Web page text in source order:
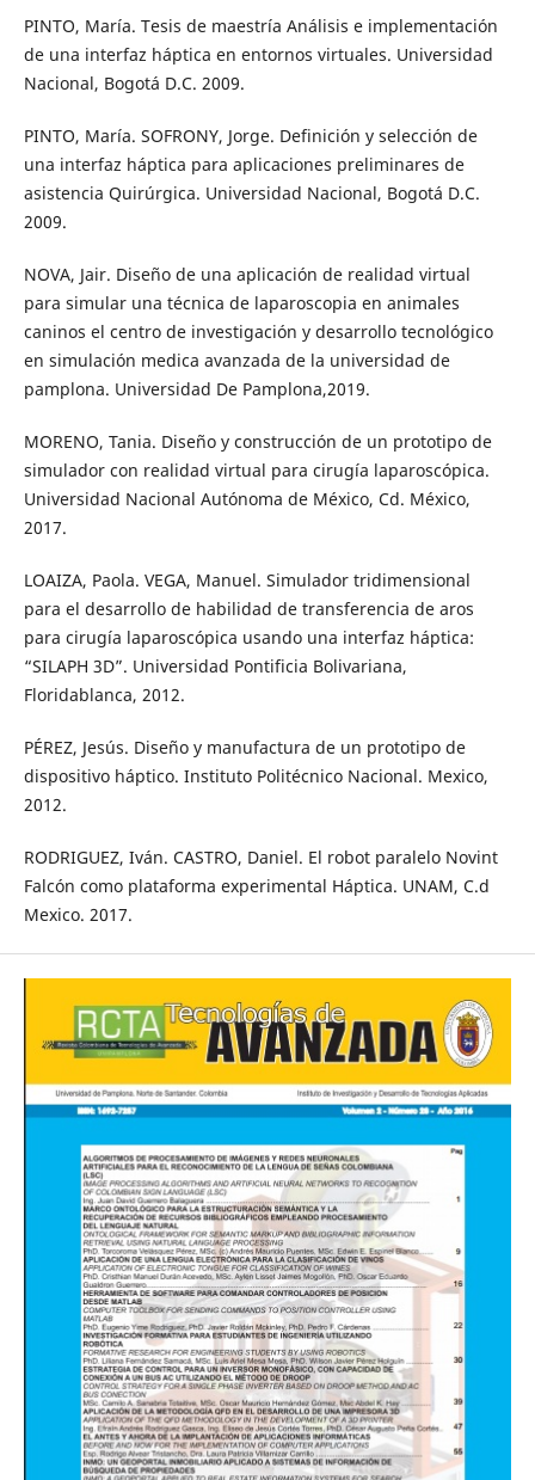
PINTO, María. Tesis de maestría Análisis e implementación
de una interfaz háptica en entornos virtuales. Universidad
Nacional, Bogotá D.C. 2009.
PINTO, María. SOFRONY, Jorge. Definición y selección de
una interfaz háptica para aplicaciones preliminares de
asistencia Quirúrgica. Universidad Nacional, Bogotá D.C.
2009.
NOVA, Jair. Diseño de una aplicación de realidad virtual
para simular una técnica de laparoscopia en animales
caninos el centro de investigación y desarrollo tecnológico
en simulación medica avanzada de la universidad de
pamplona. Universidad De Pamplona,2019.
MORENO, Tania. Diseño y construcción de un prototipo de
simulador con realidad virtual para cirugía laparoscópica.
Universidad Nacional Autónoma de México, Cd. México,
2017.
LOAIZA, Paola. VEGA, Manuel. Simulador tridimensional
para el desarrollo de habilidad de transferencia de aros
para cirugía laparoscópica usando una interfaz háptica:
“SILAPH 3D”. Universidad Pontificia Bolivariana,
Floridablanca, 2012.
PÉREZ, Jesús. Diseño y manufactura de un prototipo de
dispositivo háptico. Instituto Politécnico Nacional. Mexico,
2012.
RODRIGUEZ, Iván. CASTRO, Daniel. El robot paralelo Novint
Falcón como plataforma experimental Háptica. UNAM, C.d
Mexico. 2017.